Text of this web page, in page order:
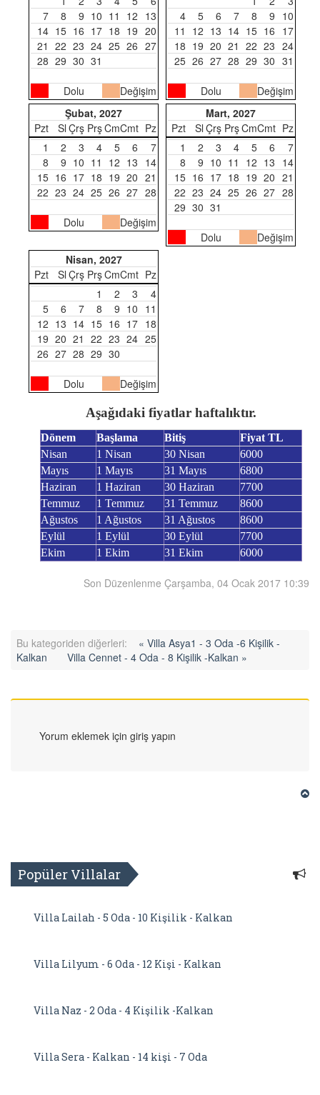
7
8 9 10 11 12 13
14 15 16 17 18 19 20
21 22 23 24 25 26 27
28 29 30 31
Dolu Değişim
4
5 6 7 8 9 10
11
12 13 14 15 16 17
18 19 20 21 22 23 24
25 26 27 28 29 30 31
Dolu
Değişim
Şubat, 2027
Pzt
Sl Çrş PrşCmCmt Pz
1
2 3 4 5 6
7
8
9 10 11 12 13 14
15 16 17 18 19 20 21
22 23 24 25 26 27 28
Dolu Değişim
Mart, 2027
Pzt
Sl Çrş PrşCmCmt Pz
1
2 3 4 5 6
7
8
9 10 11 12 13 14
15 16 17 18 19 20 21
22 23 24 25 26 27 28
29 30 31
Dolu
Değişim
Nisan, 2027
Pzt
Sl Çrş PrşCmCmt Pz
1
2 3
4
5
6 7 8 9 10 11
12 13 14 15 16 17 18
19 20 21 22 23 24 25
26 27 28 29 30
Dolu Değişim
Aşağıdaki fiyatlar haftalıktır.
Dönem Başlama Bitiş
Fiyat TL
Nisan
1 Nisan 30 Nisan
6000
Mayıs
1 Mayıs 31 Mayıs
6800
Haziran
1 Haziran 30 Haziran
7700
Temmuz
1 Temmuz 31 Temmuz
8600
Ağustos
1 Ağustos 31 Ağustos
8600
Eylül
1 Eylül 30 Eylül
7700
Ekim
1 Ekim 31 Ekim 6000
Son Düzenlenme Çarşamba, 04 Ocak 2017 10:39
Bu kategoriden diğerleri:
« Villa Asya1 - 3 Oda -6 Kişilik -
Kalkan
Villa Cennet - 4 Oda - 8 Kişilik -Kalkan »
Yorum eklemek için giriş yapın
Popüler Villalar
Villa Lailah - 5 Oda - 10 Kişilik - Kalkan
Villa Lilyum - 6 Oda - 12 Kişi - Kalkan
Villa Naz - 2 Oda - 4 Kişilik -Kalkan
Villa Sera - Kalkan - 14 kişi - 7 Oda